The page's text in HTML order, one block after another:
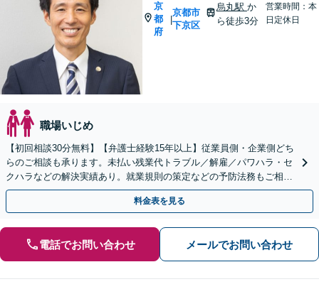
京
都
府
|
京都市
下京区
烏丸駅 か
ら徒歩3分
営業時間：本
日定休日
職場いじめ
【初回相談30分無料】【弁護士経験15年以上】従業員側・企業側どち
らのご相談も承ります。未払い残業代トラブル／解雇／パワハラ・セ
クハラなどの解決実績あり。就業規則の策定などの予防法務もご相談
ください【宗教法人／医療法人のご相談も対応可】
料金表を見る
電話でお問い合わせ メールでお問い合わせ